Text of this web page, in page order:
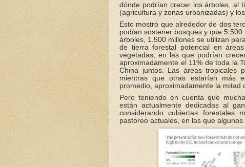
dónde podrían crecer los árboles, al
(agricultura y zonas urbanizadas) y
Esto mostró que alrededor de dos
podían sostener bosques y que
árboles, 1.500 millones se utilizan
de tierra forestal potencial en
vegetadas, en las que podrían
aproximadamente el 11% de toda la
China juntos. Las áreas tropicales
mientras que otras estarían más
promedio, aproximadamente la mitad
Pero teniendo en cuenta que
están actualmente dedicadas al
considerando cubiertas
pastoreo actuales, en las que